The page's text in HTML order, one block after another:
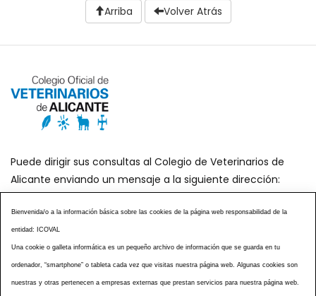
Arriba Volver Atrás
Puede dirigir sus consultas al Colegio de Veterinarios de
Alicante enviando un mensaje a la siguiente dirección:
secretaria@icoval.org
¿SABÍAS QUÉ?
CENTROS VETERINARIOS
TABLÓN ANUNCIOS
CURSOS Y EVENTOS
TÉRMINOS Y CONDICIONES
Bienvenida/o a la información básica sobre las cookies de la página web responsabilidad de la
entidad: ICOVAL
Una cookie o galleta informática es un pequeño archivo de información que se guarda en tu
ordenador, “smartphone” o tableta cada vez que visitas nuestra página web. Algunas cookies son
nuestras y otras pertenecen a empresas externas que prestan servicios para nuestra página web.